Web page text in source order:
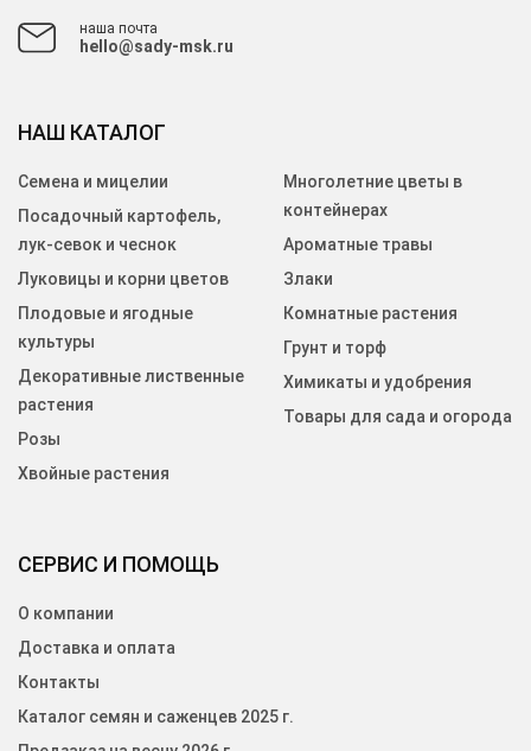
наша почта
hello@sady-msk.ru
СЕРВИС И ПОМОЩЬ
О компании
Доставка и оплата
Контакты
Каталог семян и саженцев 2025 г.
НАШ КАТАЛОГ
Семена и мицелии
Посадочный картофель,
лук-севок и чеснок
Луковицы и корни цветов
Плодовые и ягодные
культуры
Декоративные лиственные
растения
Розы
Хвойные растения
Многолетние цветы в
контейнерах
Ароматные травы
Злаки
Комнатные растения
Грунт и торф
Химикаты и удобрения
Товары для сада и огорода